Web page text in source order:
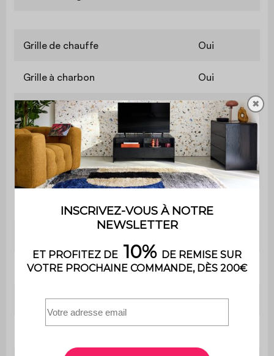
Grille de chauffe Oui
Grille à charbon Oui
Récupérateur de cendres Oui
Poignée de transport Non
Installation Sur pieds
Nombre de pieds 4
Contient du bois Non
Poids 15 kg
✖